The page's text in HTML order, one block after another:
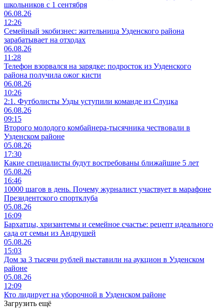
школьников с 1 сентября
06.08.26
12:26
Семейный экобизнес: жительница Узденского района
зарабатывает на отходах
06.08.26
11:28
Телефон взорвался на зарядке: подросток из Узденского
района получила ожог кисти
06.08.26
10:26
2:1. Футболисты Узды уступили команде из Слуцка
06.08.26
09:15
Второго молодого комбайнера-тысячника чествовали в
Узденском районе
05.08.26
17:30
Какие специалисты будут востребованы ближайшие 5 лет
05.08.26
16:46
10000 шагов в день. Почему журналист участвует в марафоне
Президентского спортклуба
05.08.26
16:09
Бархатцы, хризантемы и семейное счастье: рецепт идеального
сада от семьи из Андрушей
05.08.26
15:03
Дом за 3 тысячи рублей выставили на аукцион в Узденском
районе
05.08.26
12:09
Кто лидирует на уборочной в Узденском районе
Загрузить ещё